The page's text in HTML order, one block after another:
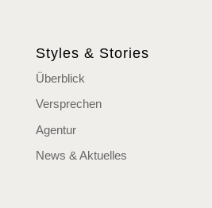
Styles & Stories
Überblick
Versprechen
Agentur
News & Aktuelles